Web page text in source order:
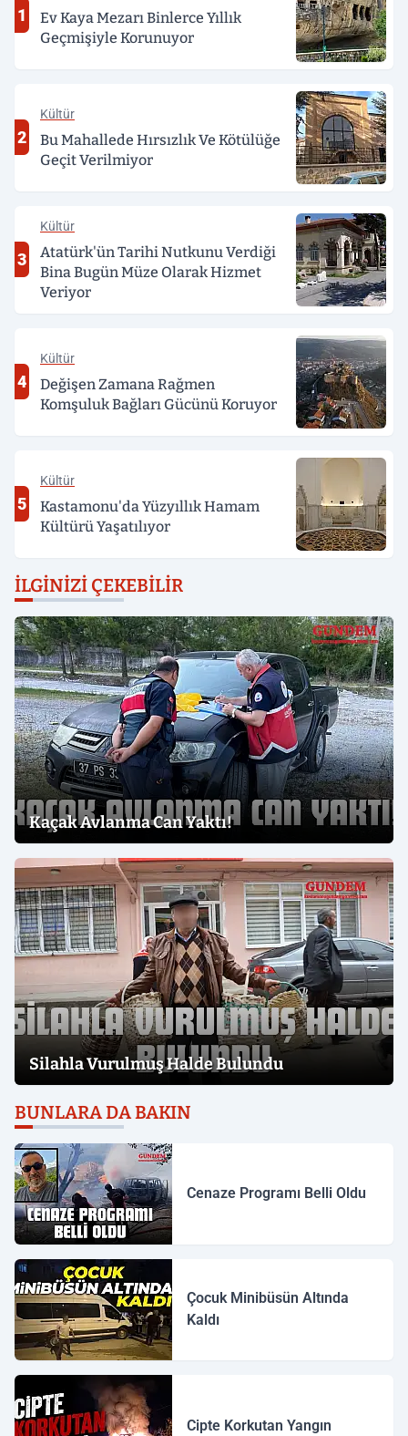
1
Ev Kaya Mezarı Binlerce Yıllık
Geçmişiyle Korunuyor
2
Kültür
Bu Mahallede Hırsızlık Ve Kötülüğe
Geçit Verilmiyor
3
Kültür
Atatürk'ün Tarihi Nutkunu Verdiği
Bina Bugün Müze Olarak Hizmet
Veriyor
4
Kültür
Değişen Zamana Rağmen
Komşuluk Bağları Gücünü Koruyor
5
Kültür
Kastamonu'da Yüzyıllık Hamam
Kültürü Yaşatılıyor
İLGINIZI ÇEKEBILIR
Kaçak Avlanma Can Yaktı!
Silahla Vurulmuş Halde Bulundu
BUNLARA DA BAKIN
Cenaze Programı Belli Oldu
Çocuk Minibüsün Altında
Kaldı
Cipte Korkutan Yangın